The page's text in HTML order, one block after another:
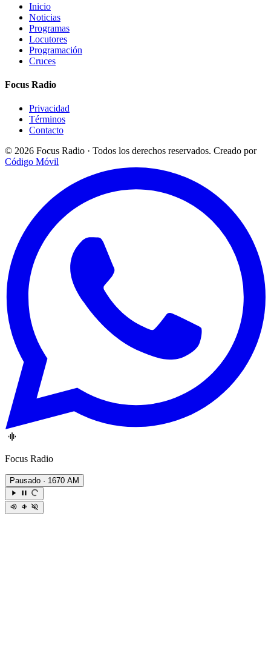
Inicio
Noticias
Programas
Locutores
Programación
Cruces
Focus Radio
Privacidad
Términos
Contacto
© 2026 Focus Radio · Todos los derechos reservados. Creado por
Código Móvil
Focus Radio
Pausado · 1670 AM